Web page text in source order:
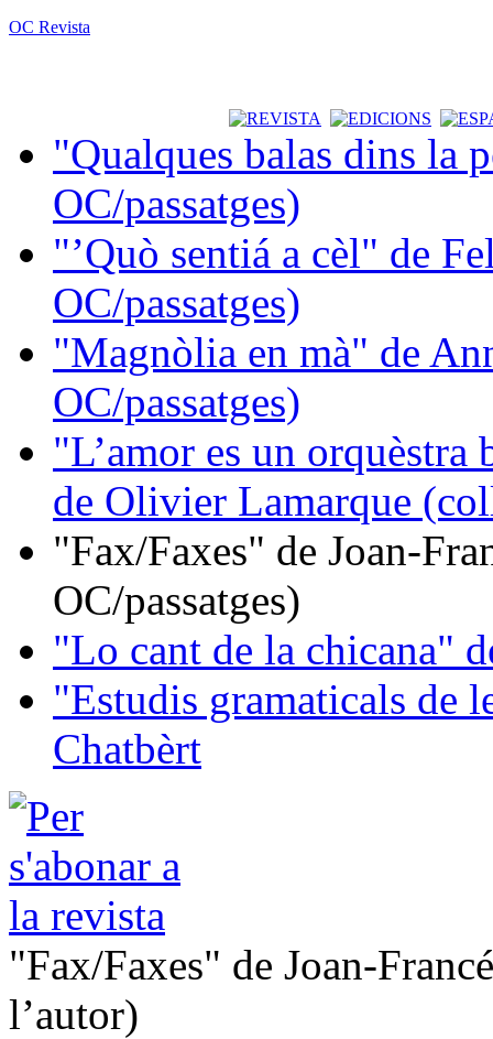
OC Revista
"Qualques balas dins la
OC/passatges)
"’Quò sentiá a cèl" de
OC/passatges)
"Magnòlia en mà" de
OC/passatges)
"L’amor es un orquèstra
de Olivier Lamarque
"Fax/Faxes" de Joan-
OC/passatges)
"Lo cant de la chicana"
"Estudis gramaticals de
Chatbèrt
"Fax/Faxes" de Joan-
l’autor)